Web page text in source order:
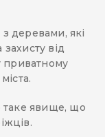
деревами, які
від
приватному
таке явище, що